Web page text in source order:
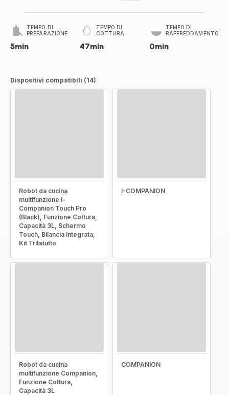
TEMPO DI
PREPARAZIONE
5min
TEMPO DI
COTTURA
47min
TEMPO DI
RAFFREDDAMENTO
0min
Dispositivi compatibili (14)
Robot da cucina
multifunzione i-
Companion Touch Pro
(Black), Funzione Cottura,
Capacità 3L, Schermo
Touch, Bilancia Integrata,
Kit Tritatutto
I-COMPANION
Robot da cucina
multifunzione Companion,
Funzione Cottura,
Capacità 3L
COMPANION